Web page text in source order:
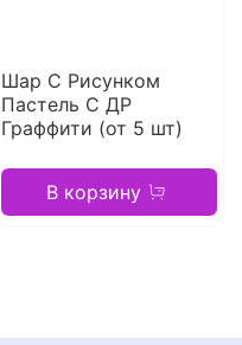
Шар С Рисунком
Пастель С ДР
Граффити (от 5 шт)
В корзину